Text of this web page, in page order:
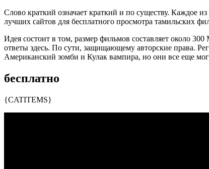
Слово краткий означает краткий и по существу. Каждое
лучших сайтов для бесплатного просмотра тамильских
Идея состоит в том, размер фильмов составляет около
ответы здесь. По сути, защищающему авторские права.
Американский зомби и Кулак вампира, но они все еще
бесплатно
{CATITEMS}